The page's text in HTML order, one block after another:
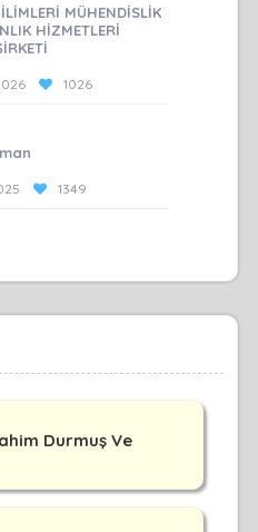
MÜHENDİSLİK
HİZMETLERİ
1026
1349
Durmuş Ve